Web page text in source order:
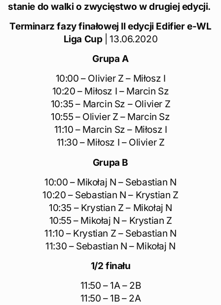
stanie do walki o zwycięstwo w drugiej edycji.
Terminarz fazy finałowej II edycji Edifier e-WL
Liga Cup| 13.06.2020
Grupa A
10:00 – Olivier Z – Miłosz I
10:20 – Miłosz I – Marcin Sz
10:35 – Marcin Sz – Olivier Z
10:55 – Olivier Z – Marcin Sz
11:10 – Marcin Sz – Miłosz I
11:30 – Miłosz I – Olivier Z
Grupa B
10:00 – Mikołaj N – Sebastian N
10:20 – Sebastian N – Krystian Z
10:35 – Krystian Z – Mikołaj N
10:55 – Mikołaj N – Krystian Z
11:10 – Krystian Z – Sebastian N
11:30 – Sebastian N – Mikołaj N
1/2 finału
11:50 – 1A – 2B
11:50 – 1B – 2A